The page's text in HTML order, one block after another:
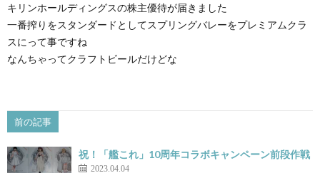
キリンホールディングスの株主優待が届きました
一番搾りをスタンダードとしてスプリングバレーをプレミアムクラ
スにって事ですね
なんちゃってクラフトビールだけどな
前の記事
祝！「艦これ」10周年コラボキャンペーン前段作戦
2023.04.04